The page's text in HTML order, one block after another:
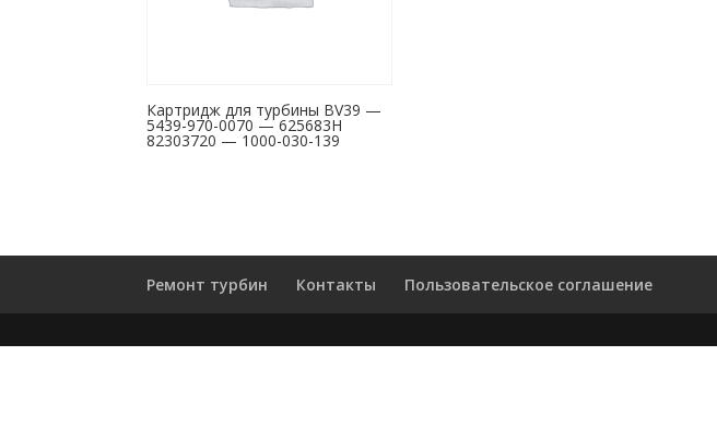
Картридж для турбины BV39 —
5439-970-0070 — 625683H
82303720 — 1000-030-139
Ремонт турбин Контакты Пользовательское соглашение